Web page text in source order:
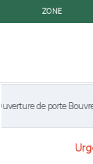
ZONE
de porte